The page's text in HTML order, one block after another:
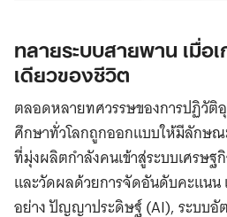
ทลายระบบสายพาน เมื่อ
เดียวของชีวิต
ตลอดหลายทศวรรษของการปฏิวัติ
ศึกษาทั่วโลกถูกออกแบบให้มีลักษ
ที่มุ่งผลิตกำลังคนเข้าสู่ระบบเศรษฐ
และวัดผลด้วยการจัดอันดับคะแนน
อย่าง ปัญญาประดิษฐ์ (AI), ระบบอั